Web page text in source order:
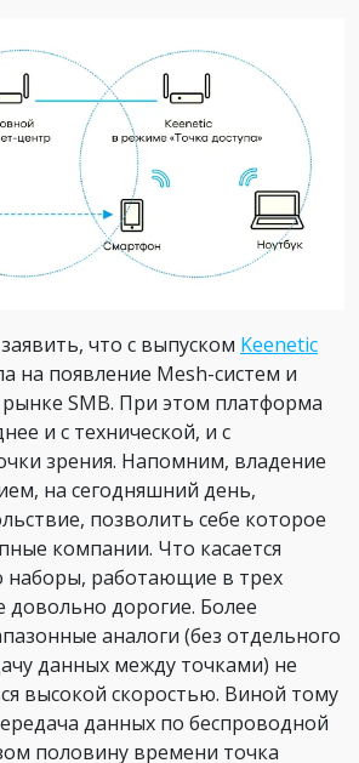
что с выпуском Keenetic
на появление Mesh-систем и
рынке SMB. При этом платформа
и с технической, и с
зрения. Напомним, владение
на сегодняшний день,
позволить себе которое
компании. Что касается
наборы, работающие в трех
довольно дорогие. Более
аналоги (без отдельного
данных между точками) не
высокой скоростью. Виной тому
данных по беспроводной
половину времени точка